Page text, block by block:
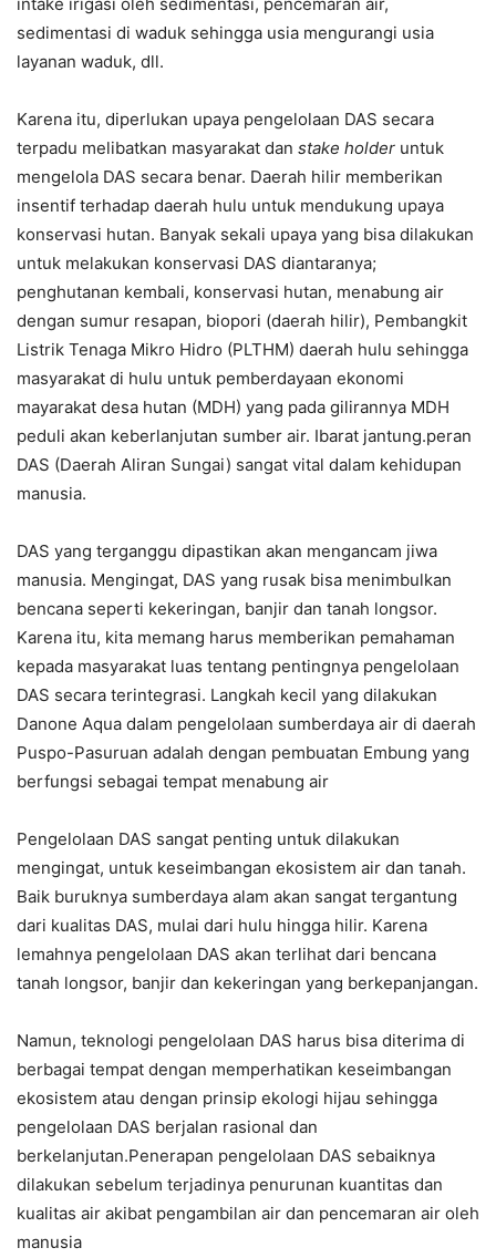
sedimentasi di waduk sehingga usia mengurangi usia
layanan waduk, dll.
Karena itu, diperlukan upaya pengelolaan DAS secara
terpadu melibatkan masyarakat dan stake holder untuk
mengelola DAS secara benar. Daerah hilir memberikan
insentif terhadap daerah hulu untuk mendukung upaya
konservasi hutan. Banyak sekali upaya yang bisa dilakukan
untuk melakukan konservasi DAS diantaranya;
penghutanan kembali, konservasi hutan, menabung air
dengan sumur resapan, biopori (daerah hilir), Pembangkit
Listrik Tenaga Mikro Hidro (PLTHM) daerah hulu sehingga
masyarakat di hulu untuk pemberdayaan ekonomi
mayarakat desa hutan (MDH) yang pada gilirannya MDH
peduli akan keberlanjutan sumber air. Ibarat jantung.peran
DAS (Daerah Aliran Sungai) sangat vital dalam kehidupan
manusia.
DAS yang terganggu dipastikan akan mengancam jiwa
manusia. Mengingat, DAS yang rusak bisa menimbulkan
bencana seperti kekeringan, banjir dan tanah longsor.
Karena itu, kita memang harus memberikan pemahaman
kepada masyarakat luas tentang pentingnya pengelolaan
DAS secara terintegrasi. Langkah kecil yang dilakukan
Danone Aqua dalam pengelolaan sumberdaya air di daerah
Puspo-Pasuruan adalah dengan pembuatan Embung yang
berfungsi sebagai tempat menabung air
Pengelolaan DAS sangat penting untuk dilakukan
mengingat, untuk keseimbangan ekosistem air dan tanah.
Baik buruknya sumberdaya alam akan sangat tergantung
dari kualitas DAS, mulai dari hulu hingga hilir. Karena
lemahnya pengelolaan DAS akan terlihat dari bencana
tanah longsor, banjir dan kekeringan yang berkepanjangan.
Namun, teknologi pengelolaan DAS harus bisa diterima di
berbagai tempat dengan memperhatikan keseimbangan
ekosistem atau dengan prinsip ekologi hijau sehingga
pengelolaan DAS berjalan rasional dan
berkelanjutan.Penerapan pengelolaan DAS sebaiknya
dilakukan sebelum terjadinya penurunan kuantitas dan
kualitas air akibat pengambilan air dan pencemaran air oleh
manusia